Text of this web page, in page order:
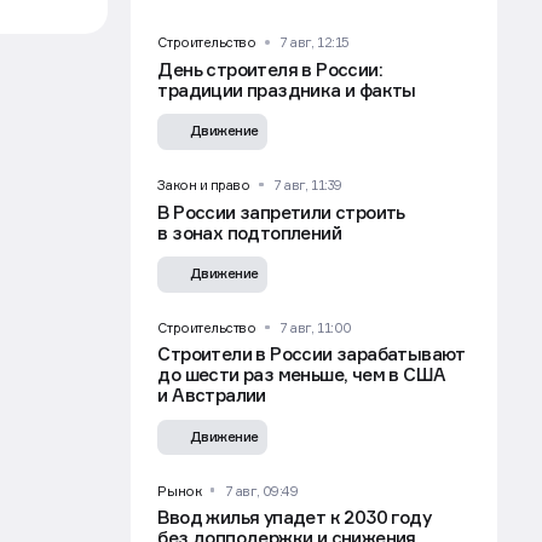
Строительство 7 авг, 12:15
День строителя в России:
традиции праздника и факты
Движение
Закон и право 7 авг, 11:39
В России запретили строить
в зонах подтоплений
Движение
Строительство 7 авг, 11:00
Строители в России зарабатывают
до шести раз меньше, чем в США
и Австралии
Движение
Рынок 7 авг, 09:49
Ввод жилья упадет к 2030 году
без допподержки и снижения